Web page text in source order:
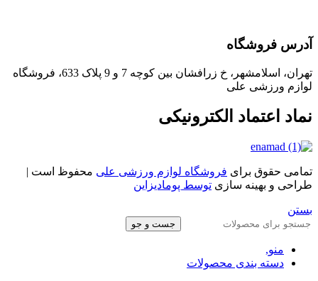
آدرس فروشگاه
تهران، اسلامشهر، خ زرافشان بین کوچه 7 و 9 پلاک 633، فروشگاه
لوازم ورزشی علی
نماد اعتماد الکترونیکی
تمامی حقوق برای فروشگاه لوازم ورزشی علی محفوظ است |
طراحی و بهینه سازی توسط پومادیزاین
بستن
جست و جو
منو,
دسته بندی محصولات